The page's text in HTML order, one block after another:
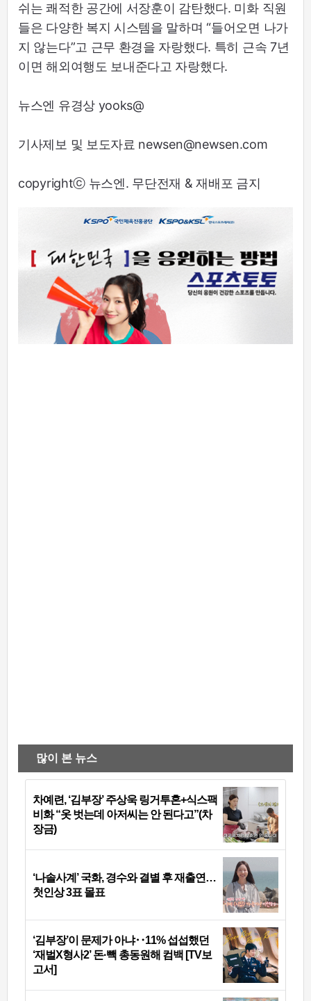
쉬는 쾌적한 공간에 서장훈이 감탄했다. 미화 직원
들은 다양한 복지 시스템을 말하며 “들어오면 나가
지 않는다”고 근무 환경을 자랑했다. 특히 근속 7년
이면 해외여행도 보내준다고 자랑했다.
뉴스엔 유경상 yooks@
기사제보 및 보도자료 newsen@newsen.com
copyrightⓒ 뉴스엔. 무단전재 & 재배포 금지
많이 본 뉴스
차예련, ‘김부장’ 주상욱 링거투혼+식스팩
비화 “옷 벗는데 아저씨는 안 된다고”(차
장금)
‘나솔사계’ 국화, 경수와 결별 후 재출연…
첫인상 3표 몰표
‘김부장’이 문제가 아냐‥11% 섭섭했던
‘재벌X형사2’ 돈·빽 총동원해 컴백 [TV보
고서]